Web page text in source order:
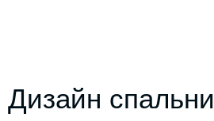
Дизайн спальни